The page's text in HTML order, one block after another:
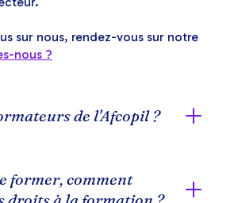
sur nous, rendez-vous sur notre
nous ?
de l'Afcopil ?
d'une parfaite connaissance
libéral (infirmiers libéraux et
former, comment